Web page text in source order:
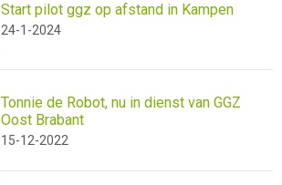
Start pilot ggz op afstand in Kampen
24-1-2024
Tonnie de Robot, nu in dienst van GGZ
Oost Brabant
15-12-2022